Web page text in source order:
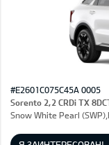
#E2601C075C45A 0005
Sorento 2,2 CRDi TX
Snow White Pearl